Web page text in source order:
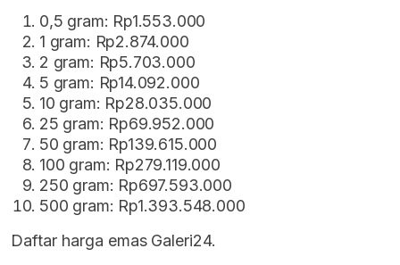
0,5 gram: Rp1.553.000
1 gram: Rp2.874.000
2 gram: Rp5.703.000
5 gram: Rp14.092.000
10 gram: Rp28.035.000
25 gram: Rp69.952.000
50 gram: Rp139.615.000
100 gram: Rp279.119.000
250 gram: Rp697.593.000
500 gram: Rp1.393.548.000
Daftar harga emas Galeri24.